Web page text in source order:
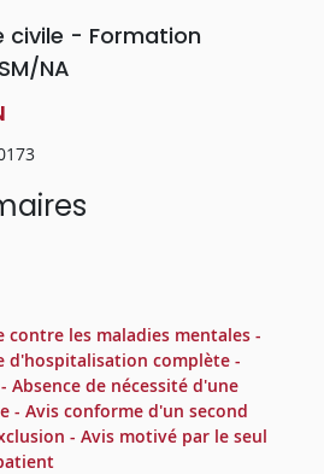
civile - Formation
NA
contre les maladies mentales -
d'hospitalisation complète -
de nécessité d'une
- Avis conforme d'un second
- Avis motivé par le seul